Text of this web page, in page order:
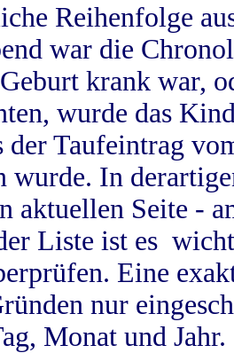
Reihenfolge
war die
krank war,
wurde das
der Taufeintrag
wurde. In
aktuellen Seite -
Liste ist es
Eine
nur
Monat und Jahr.